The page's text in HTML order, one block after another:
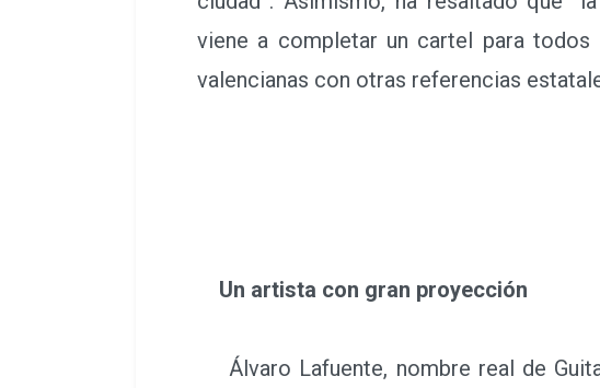
viene a completar un cartel para
valencianas con otras referencias
Un artista con gran proyección
Álvaro Lafuente, nombre real de